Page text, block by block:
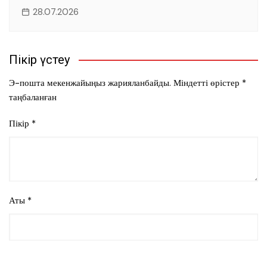
28.07.2026
Пікір үстеу
Э-пошта мекенжайыңыз жарияланбайды. Міндетті өрістер *
таңбаланған
Пікір *
Аты *